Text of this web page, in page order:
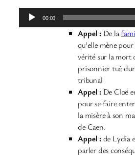
Lecteur
audio
00:00
Appel :De la
qu’elle mène
vérité sur la mort
prisonnier tué
tribunal
Appel :De Cloë
pour se faire
la misère à son
de Caen.
Appel :de Lydia
parler des